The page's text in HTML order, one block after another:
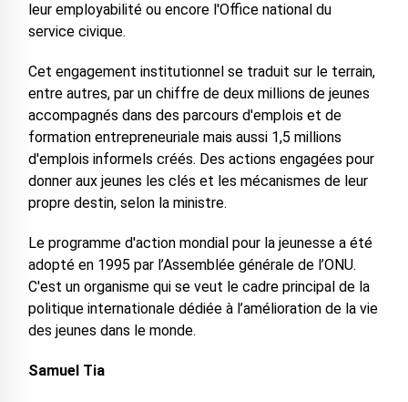
leur employabilité ou encore l'Office national du
service civique.
Cet engagement institutionnel se traduit sur le terrain,
entre autres, par un chiffre de deux millions de jeunes
accompagnés dans des parcours d'emplois et de
formation entrepreneuriale mais aussi 1,5 millions
d'emplois informels créés. Des actions engagées pour
donner aux jeunes les clés et les mécanismes de leur
propre destin, selon la ministre.
Le programme d'action mondial pour la jeunesse a été
adopté en 1995 par l’Assemblée générale de l’ONU.
C'est un organisme qui se veut le cadre principal de la
politique internationale dédiée à l’amélioration de la vie
des jeunes dans le monde.
Samuel Tia